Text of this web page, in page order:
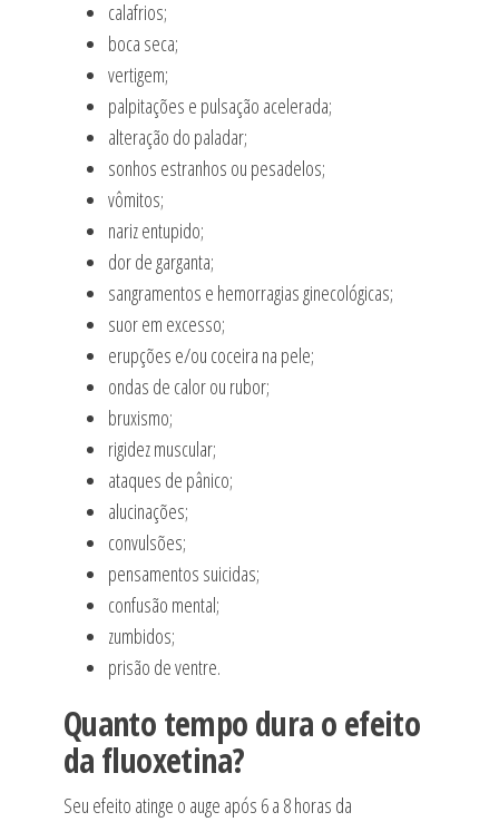
calafrios;
boca seca;
vertigem;
palpitações e pulsação acelerada;
alteração do paladar;
sonhos estranhos ou pesadelos;
vômitos;
nariz entupido;
dor de garganta;
sangramentos e hemorragias ginecológicas;
suor em excesso;
erupções e/ou coceira na pele;
ondas de calor ou rubor;
bruxismo;
rigidez muscular;
ataques de pânico;
alucinações;
convulsões;
pensamentos suicidas;
confusão mental;
zumbidos;
prisão de ventre.
Quanto tempo dura o efeito
da fluoxetina?
Seu efeito atinge o auge após 6 a 8 horas da